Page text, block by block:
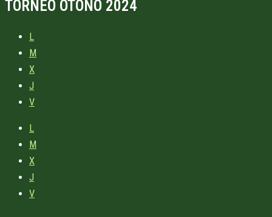
TORNEO OTOÑO 2024
L
M
X
J
V
L
M
X
J
V